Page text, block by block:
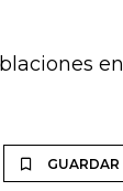
en
GUARDAR